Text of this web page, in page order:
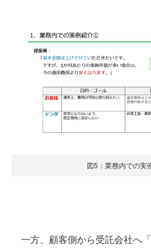
図5：業務内での
一方、顧客側から受託会社へ